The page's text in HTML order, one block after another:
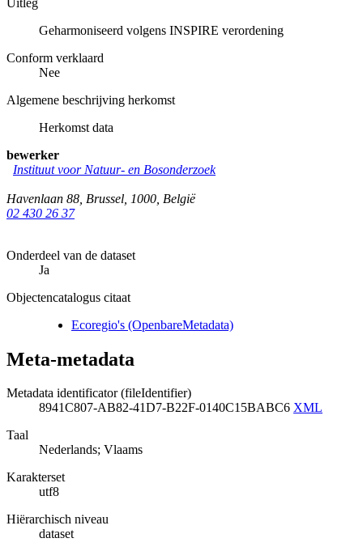
Geharmoniseerd volgens INSPIRE verordening
Conform verklaard
Nee
Algemene beschrijving herkomst
Herkomst data
bewerker
Instituut voor Natuur- en Bosonderzoek
Havenlaan 88 Brussel 1000 België
02 430 26 37
Onderdeel van de dataset
Ja
Objectencatalogus citaat
Ecoregio's (OpenbareMetadata)
Meta-metadata
Metadata identificator (fileIdentifier)
8941C807-AB82-41D7-B22F-0140C15BABC6 XML
Taal
Nederlands; Vlaams
Karakterset
utf8
Hiërarchisch niveau
dataset